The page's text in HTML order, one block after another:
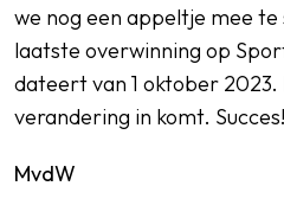
we nog een appeltje mee
laatste overwinning op
dateert van 1 oktober
verandering in komt. Succes!
MvdW